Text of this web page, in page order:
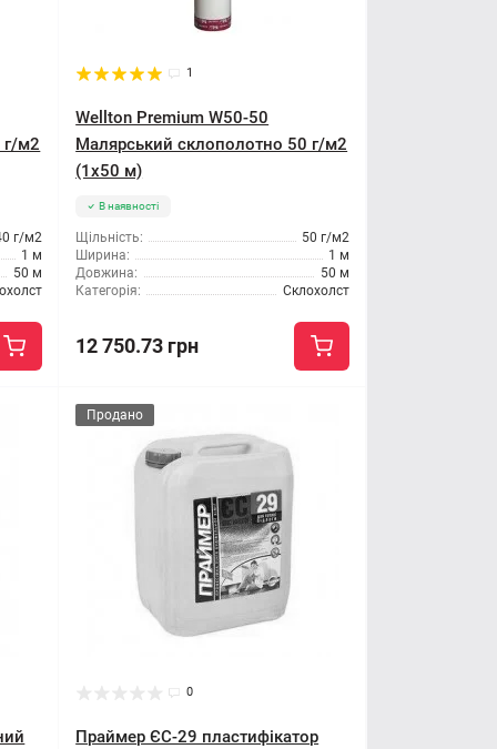
г/м2
г/м2
1 м
50 м
1
Wellton Premium W50-50
Малярський склополотно 50 г/м2
(1x50 м)
В наявності
Щільність:
50 г/м2
Ширина:
1 м
Довжина:
50 м
Категорія:
Склохолст
12 750.73 грн
Продано
0
Праймер ЄС-29 пластифікатор